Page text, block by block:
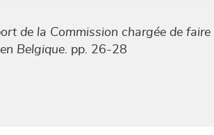
de la Commission chargée de faire
Belgique. pp. 26-28